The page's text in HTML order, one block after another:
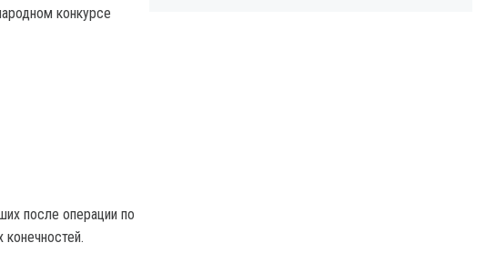
конкурсе
после операции по